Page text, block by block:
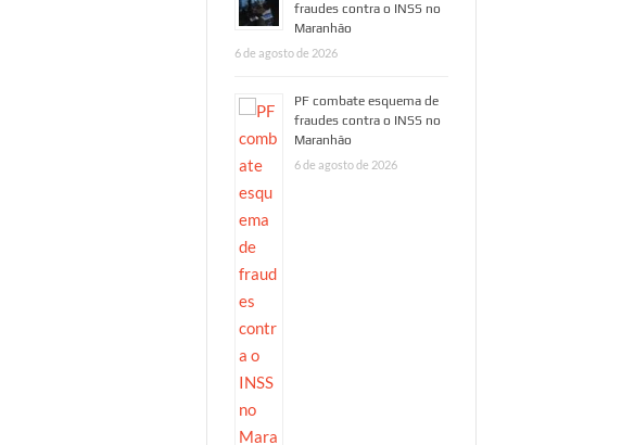
fraudes contra o INSS no
Maranhão
6 de agosto de 2026
PF combate esquema de
fraudes contra o INSS no
Maranhão
6 de agosto de 2026